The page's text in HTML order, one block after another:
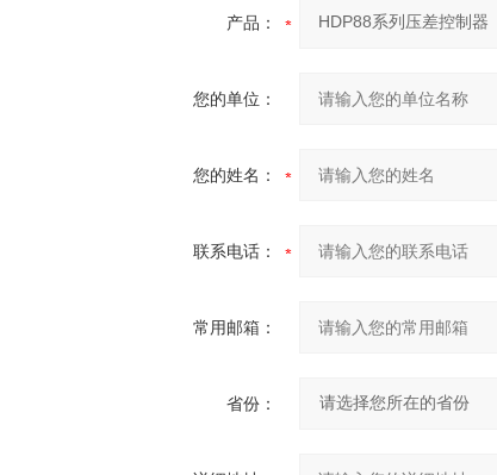
产品：
您的单位：
您的姓名：
联系电话：
常用邮箱：
省份：